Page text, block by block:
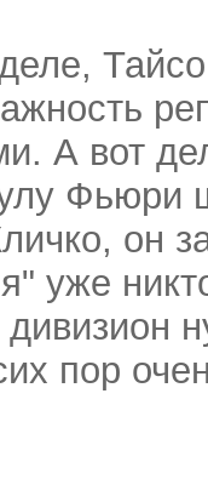
А вот
Фьюри
он
уже
пор